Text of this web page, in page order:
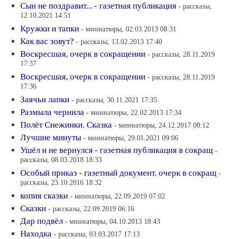
Сын не поздравит... - газетная публикация - рассказы,
12.10.2021 14:51
Кружки и тапки - миниатюры, 02.03.2013 08:31
Как вас зовут? - рассказы, 13.02.2013 17:40
Воскресшая, очерк в сокращении - рассказы, 28.11.2019
17:37
Воскресшая, очерк в сокращении - рассказы, 28.11.2019
17:36
Заячьи лапки - рассказы, 30.11.2021 17:35
Размыла чернила - миниатюры, 22.02.2013 17:34
Полёт Снежинки. Сказка - миниатюры, 24.12.2017 08:12
Лучшие минуты - миниатюры, 29.01.2021 09:06
Ушёл и не вернулся - газетная публикация в сокращ -
рассказы, 08.03.2018 18:33
Особый приказ - газетный документ. очерк в сокращ -
рассказы, 23.10.2016 18:32
копия сказки - миниатюры, 22.09.2019 07:02
Сказки - рассказы, 22.09.2019 06:16
Дар подвёл - миниатюры, 04.10.2013 18:43
Находка - рассказы, 03.03.2017 17:13